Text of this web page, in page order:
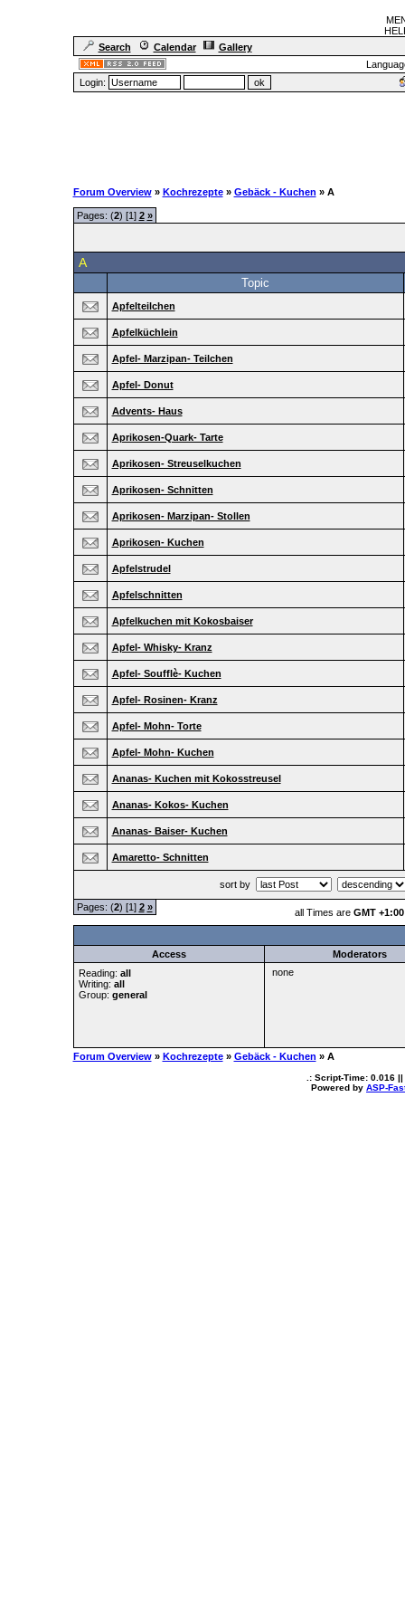
Search
Calendar
Gallery
Login:
Forum Overview » Kochrezepte » Gebäck - Kuchen » A
Pages: (2) [1] 2 »
A
Topic
Apfelteilchen
Apfelküchlein
Apfel- Marzipan- Teilchen
Apfel- Donut
Advents- Haus
Aprikosen-Quark- Tarte
Aprikosen- Streuselkuchen
Aprikosen- Schnitten
Aprikosen- Marzipan- Stollen
Aprikosen- Kuchen
Apfelstrudel
Apfelschnitten
Apfelkuchen mit Kokosbaiser
Apfel- Whisky- Kranz
Apfel- Soufflè- Kuchen
Apfel- Rosinen- Kranz
Apfel- Mohn- Torte
Apfel- Mohn- Kuchen
Ananas- Kuchen mit Kokosstreusel
Ananas- Kokos- Kuchen
Ananas- Baiser- Kuchen
Amaretto- Schnitten
sort by
Pages: (2) [1] 2 » all Times are GMT +1:00
Access
Moderators
Reading: all
Writing: all
Group: general
none
Forum Overview » Kochrezepte » Gebäck - Kuchen » A
.: Script-Time: 0.016 ||
Powered by ASP-